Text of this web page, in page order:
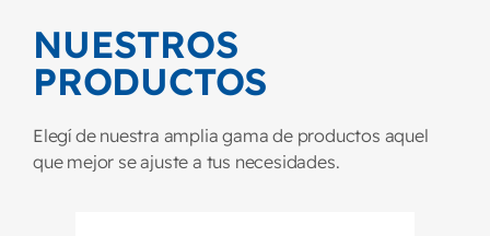
NUESTROS
PRODUCTOS
Elegí de nuestra amplia gama de productos aquel
que mejor se ajuste a tus necesidades.